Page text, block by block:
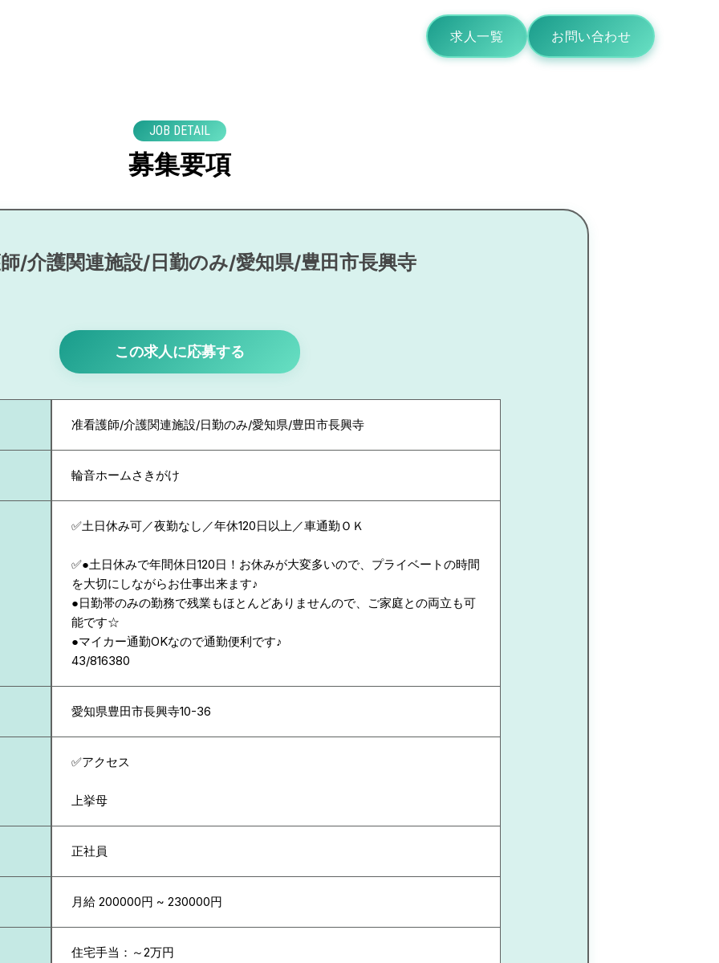
求人一覧 お問い合わせ
JOB DETAIL
募集要項
/介護関連施設/日勤のみ/愛知県/豊田市長興寺
この求人に応募する
准看護師/介護関連施設/日勤のみ/愛知県/豊田市長興寺
輪音ホームさきがけ
✅土日休み可／夜勤なし／年休120日以上／車通勤ＯＫ
✅●土日休みで年間休日120日！お休みが大変多いので、プライベートの時間
を大切にしながらお仕事出来ます♪
●日勤帯のみの勤務で残業もほとんどありませんので、ご家庭との両立も可
能です☆
●マイカー通勤OKなので通勤便利です♪
43/816380
愛知県豊田市長興寺10-36
✅アクセス
上挙母
正社員
月給 200000円 ~ 230000円
住宅手当：～2万円